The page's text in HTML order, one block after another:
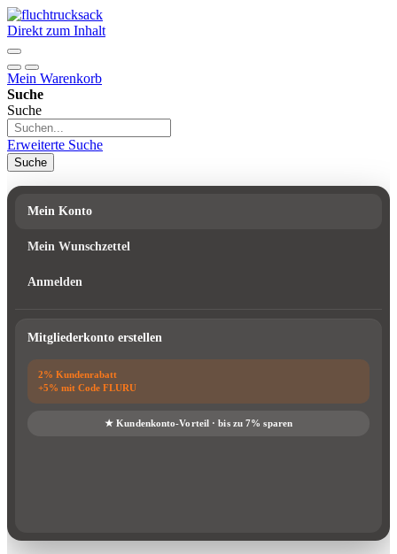
Direkt zum Inhalt
Mein Warenkorb
Suche
Suche
Erweiterte Suche
Suche
Mein Konto
Mein Wunschzettel
Anmelden
Mitgliederkonto erstellen